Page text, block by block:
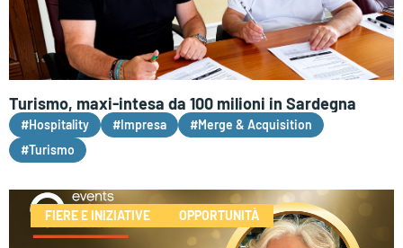
Turismo, maxi-intesa da 100 milioni in Sardegna
#Hospitality #Impresa
#Merge & Acquisition
#Turismo
FIERE E INIZIATIVE OPPORTUNITÀ